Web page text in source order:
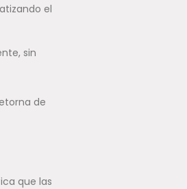
el
sin
de
que las